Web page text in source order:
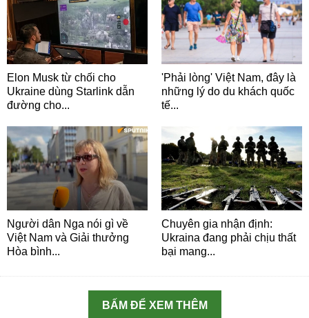
Elon Musk từ chối cho
Ukraine dùng Starlink dẫn
đường cho...
'Phải lòng' Việt Nam, đây là
những lý do du khách quốc
tế...
Người dân Nga nói gì về
Việt Nam và Giải thưởng
Hòa bình...
Chuyên gia nhận định:
Ukraina đang phải chịu thất
bại mang...
BẤM ĐỂ XEM THÊM